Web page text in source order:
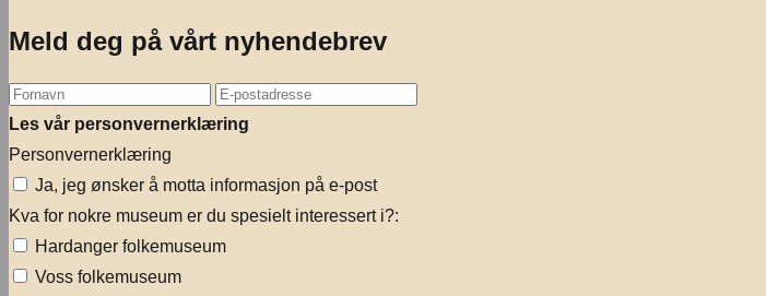
Meld deg på vårt nyhendebrev
Les vår personvernerklæring
Personvernerklæring
Ja, jeg ønsker å motta informasjon på e-post
Kva for nokre museum er du spesielt interessert i?:
Hardanger folkemuseum
Voss folkemuseum